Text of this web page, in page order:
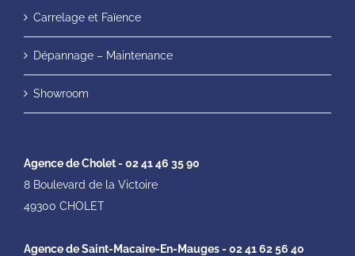
Carrelage et Faïence
Dépannage – Maintenance
Showroom
Agence de Cholet - 02 41 46 35 90
8 Boulevard de la Victoire
49300 CHOLET
Agence de Saint-Macaire-En-Mauges - 02 41 62 56 40